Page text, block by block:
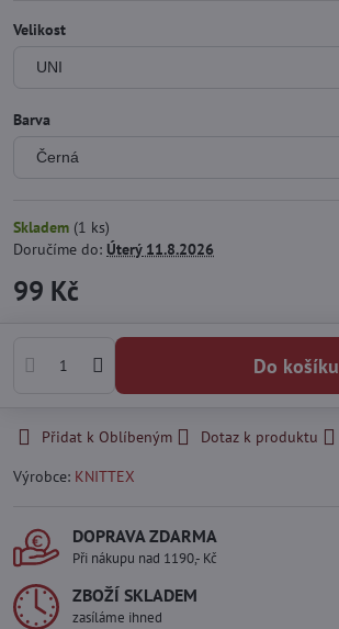
Velikost
Barva
Skladem (1 ks)
Doručíme do: Úterý11.8.2026
99 Kč
Do košíku
Přidat k Oblíbeným Dotaz k produktu
Výrobce: KNITTEX
DOPRAVA ZDARMA
Při nákupu nad 1190,- Kč
ZBOŽÍ SKLADEM
zasíláme ihned